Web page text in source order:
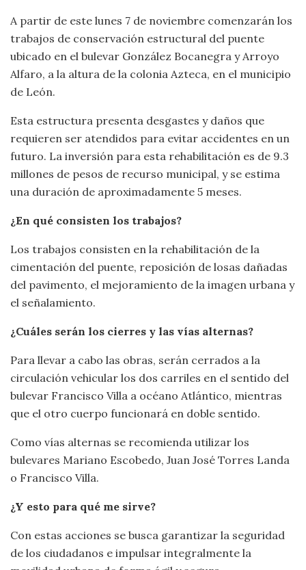
A partir de este lunes 7 de noviembre comenzarán los
trabajos de conservación estructural del puente
ubicado en el bulevar González Bocanegra y Arroyo
Alfaro, a la altura de la colonia Azteca, en el municipio
de León.
Esta estructura presenta desgastes y daños que
requieren ser atendidos para evitar accidentes en un
futuro. La inversión para esta rehabilitación es de 9.3
millones de pesos de recurso municipal, y se estima
una duración de aproximadamente 5 meses.
¿En qué consisten los trabajos?
Los trabajos consisten en la rehabilitación de la
cimentación del puente, reposición de losas dañadas
del pavimento, el mejoramiento de la imagen urbana y
el señalamiento.
¿Cuáles serán los cierres y las vías alternas?
Para llevar a cabo las obras, serán cerrados a la
circulación vehicular los dos carriles en el sentido del
bulevar Francisco Villa a océano Atlántico, mientras
que el otro cuerpo funcionará en doble sentido.
Como vías alternas se recomienda utilizar los
bulevares Mariano Escobedo, Juan José Torres Landa
o Francisco Villa.
¿Y esto para qué me sirve?
Con estas acciones se busca garantizar la seguridad
de los ciudadanos e impulsar integralmente la